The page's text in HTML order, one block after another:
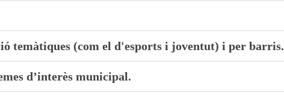
temàtiques (com el d'esports i joventut) i per barris.
d’interès municipal.